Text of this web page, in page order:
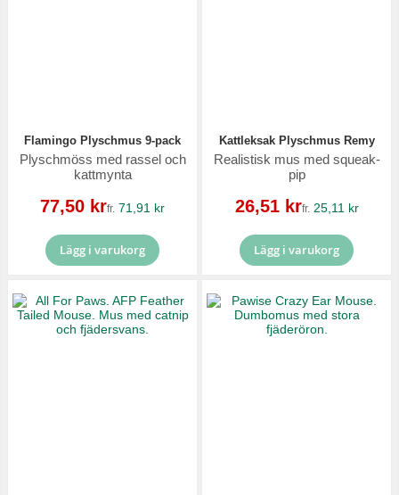
Flamingo Plyschmus 9-pack
Plyschmöss med rassel och
kattmynta
Reapris
77,50 krfr. 71,91 kr
Lägg i varukorg
Kattleksak Plyschmus Remy
Realistisk mus med squeak-
pip
Reapris
26,51 krfr. 25,11 kr
Lägg i varukorg